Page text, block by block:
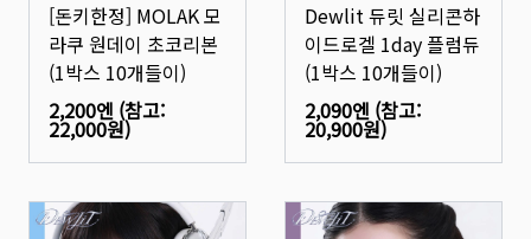
[돈키한정] MOLAK 모
라쿠 원데이 초코리본
(1박스 10개들이)
2,200엔 (참고:
22,000원)
Dewlit 듀릿 실리콘하
이드로겔 1day 플럼듀
(1박스 10개들이)
2,090엔 (참고:
20,900원)